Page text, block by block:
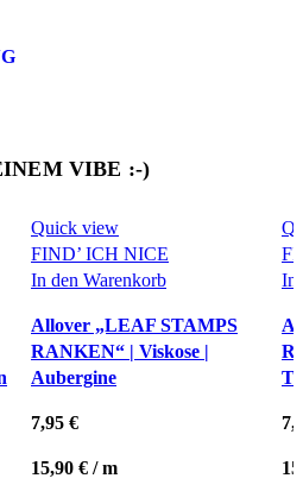
VIBE :-)
Quick view
FIND’ ICH NICE
In den Warenkorb
Allover „LEAF STAMPS
RANKEN“ | Viskose |
Aubergine
7,95 €
15,90 € /m
In